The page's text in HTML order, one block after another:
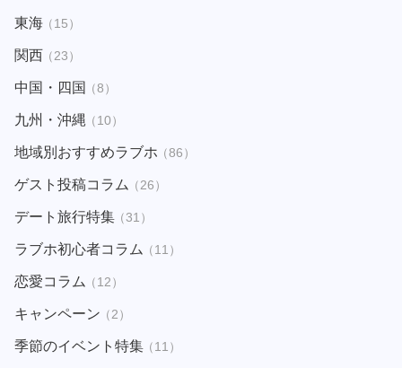
東海（15）
関西 （23）
中国・四国 （8）
九州・沖縄（10）
地域別おすすめラブホ（86）
ゲスト投稿コラム （26）
デート旅行特集（31）
ラブホ初心者コラム （11）
恋愛コラム （12）
キャンペーン（2）
季節のイベント特集（11）